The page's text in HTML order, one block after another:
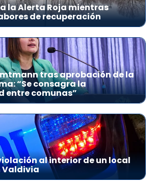
la Alerta Roja mientras
de recuperación
tras aprobación de la
“Se consagra la
entre comunas”
al interior de un local
Valdivia